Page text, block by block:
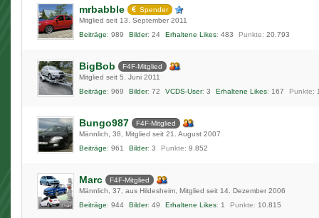
mrbabble
Spender
Mitglied seit 13. September 2011
Beiträge
989 Bilder 24 Erhaltene Likes 483 Punkte 20.793
BigBob
F4F-Mitglied
Mitglied seit 5. Juni 2011
Beiträge
969 Bilder 72 VCDS-User 3 Erhaltene Likes 167 Punkte
Bungo987
F4F-Mitglied
Männlich
38
Mitglied seit 21. August 2007
Beiträge
961 Bilder 3 Punkte 9.852
Marc
F4F-Mitglied
Männlich
37 aus Hildesheim Mitglied seit 14. Dezember 2006
Beiträge
944 Bilder 49 Erhaltene Likes 1 Punkte 10.815